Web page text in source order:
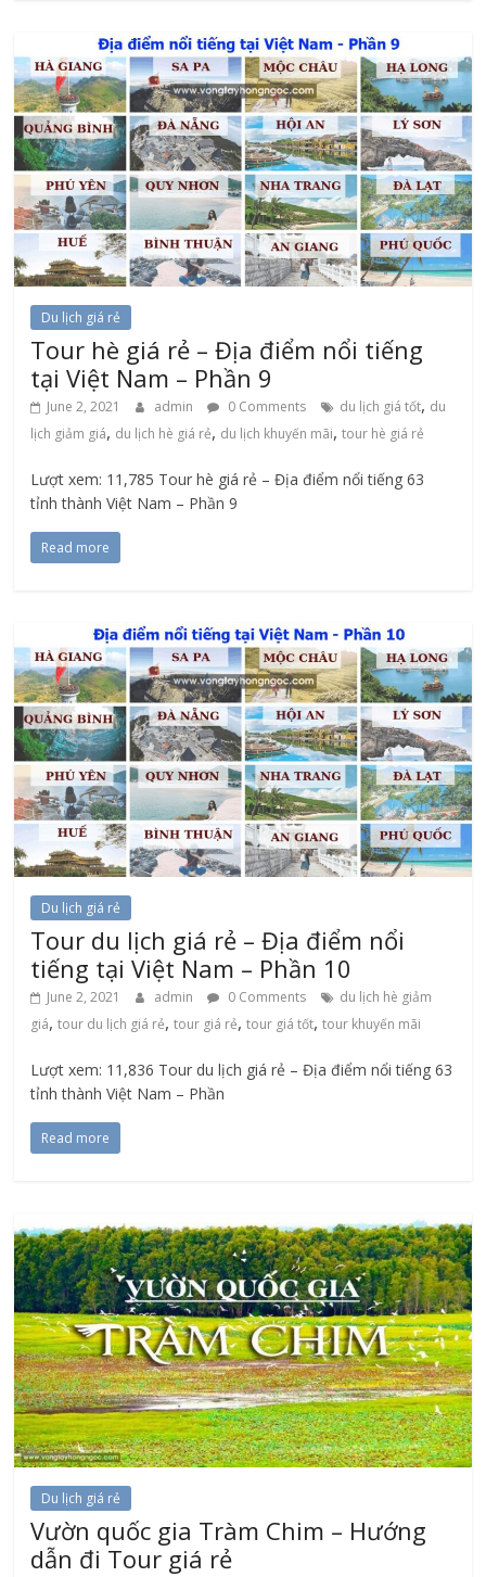
Du lịch giá rẻ
Tour hè giá rẻ – Địa điểm nổi tiếng
tại Việt Nam – Phần 9
June 2, 2021 admin 0 Comments du lịch giá tốt, du
lịch giảm giá, du lịch hè giá rẻ, du lịch khuyến mãi,tour hè giá rẻ
Lượt xem: 11,785 Tour hè giá rẻ – Địa điểm nổi tiếng 63
tỉnh thành Việt Nam – Phần 9
Read more
Du lịch giá rẻ
Tour du lịch giá rẻ – Địa điểm nổi
tiếng tại Việt Nam – Phần 10
June 2, 2021 admin 0 Comments
du lịch hè giảm
giá,tour du lịch giá rẻ,tour giá rẻ,tour giá tốt,tour khuyến mãi
Lượt xem: 11,836 Tour du lịch giá rẻ – Địa điểm nổi tiếng 63
tỉnh thành Việt Nam – Phần
Read more
Du lịch giá rẻ
Vườn quốc gia Tràm Chim – Hướng
dẫn đi Tour giá rẻ